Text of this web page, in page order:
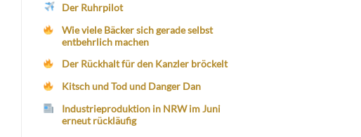
Der Ruhrpilot
Wie viele Bäcker sich gerade selbst
entbehrlich machen
Der Rückhalt für den Kanzler bröckelt
Kitsch und Tod und Danger Dan
Industrieproduktion in NRW im Juni
erneut rückläufig